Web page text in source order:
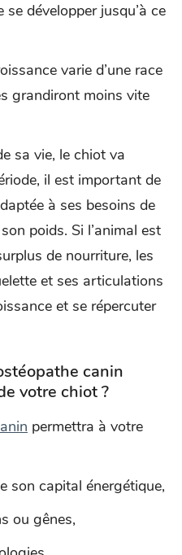
développer jusqu’à ce
varie d’une race
grandiront moins vite
sa vie, le chiot va
il est important de
à ses besoins de
poids. Si l’animal est
de nourriture, les
et ses articulations
et se répercuter
canin
votre chiot ?
permettra à votre
son capital énergétique,
ou gênes,